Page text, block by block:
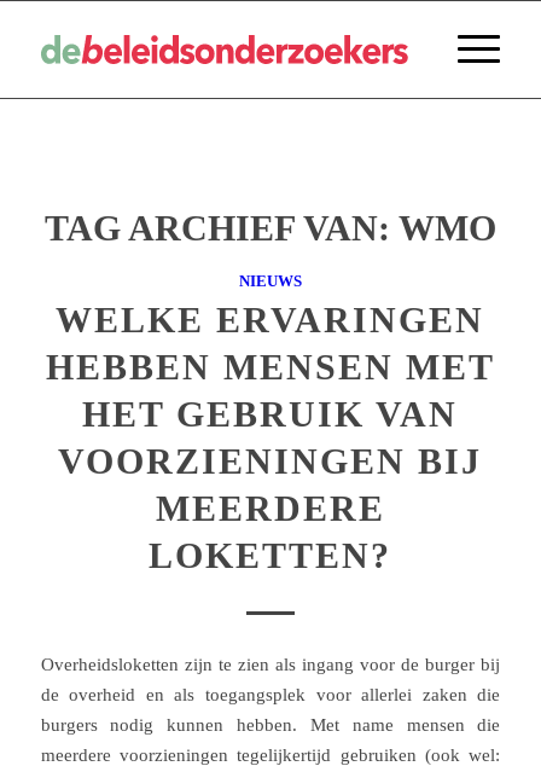
TAG ARCHIEF VAN: WMO
NIEUWS
WELKE ERVARINGEN
HEBBEN MENSEN MET
HET GEBRUIK VAN
VOORZIENINGEN BIJ
MEERDERE
LOKETTEN?
Overheidsloketten zijn te zien als ingang voor de burger bij
de overheid en als toegangsplek voor allerlei zaken die
burgers nodig kunnen hebben. Met name mensen die
meerdere voorzieningen tegelijkertijd gebruiken (ook wel: